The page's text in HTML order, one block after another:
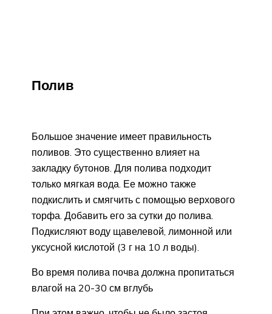
Полив
Большое значение имеет правильность
поливов. Это существенно влияет на
закладку бутонов. Для полива подходит
только мягкая вода. Ее можно также
подкислить и смягчить с помощью верхового
торфа. Добавить его за сутки до полива.
Подкисляют воду щавелевой, лимонной или
уксусной кислотой (3 г на 10 л воды).
Во время полива почва должна пропитаться
влагой на 20-30 см вглубь